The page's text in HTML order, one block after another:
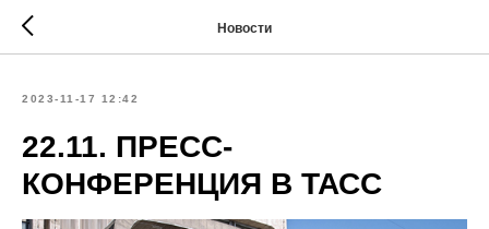
Новости
2023-11-17 12:42
22.11. ПРЕСС-
КОНФЕРЕНЦИЯ В ТАСС